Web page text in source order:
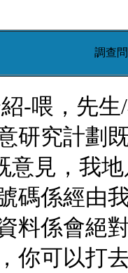
調查
-喂，先
研究計劃
意見，我
碼係經由
料係會絕
你可以打